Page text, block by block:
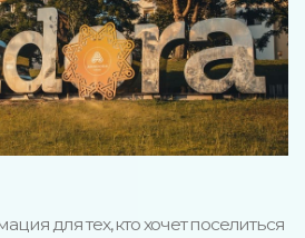
для тех, кто хочет поселиться